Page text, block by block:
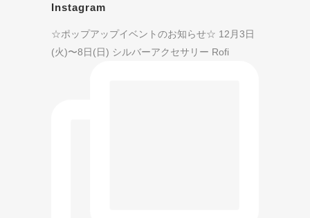
Instagram
☆ポップアップイベントのお知らせ☆ 12月3日
(火)〜8日(日) シルバーアクセサリー Rofi